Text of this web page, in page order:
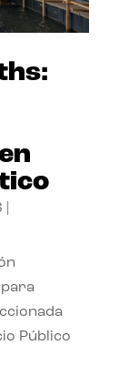
Público